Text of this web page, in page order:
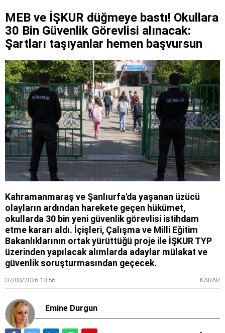
MEB ve İŞKUR düğmeye bastı! Okullara
30 Bin Güvenlik Görevlisi alınacak:
Şartları taşıyanlar hemen başvursun
Kahramanmaraş ve Şanlıurfa'da yaşanan üzücü
olayların ardından harekete geçen hükümet,
okullarda 30 bin yeni güvenlik görevlisi istihdam
etme kararı aldı. İçişleri, Çalışma ve Milli Eğitim
Bakanlıklarının ortak yürüttüğü proje ile İŞKUR TYP
üzerinden yapılacak alımlarda adaylar mülakat ve
güvenlik soruşturmasından geçecek.
07/08/2026 10:56 KARAR
Emine Durgun